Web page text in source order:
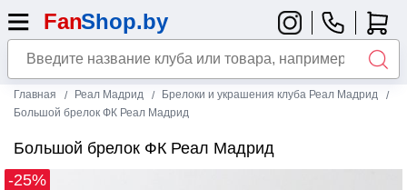
Главная Реал Мадрид
Брелоки и украшения клуба Реал Мадрид
Большой брелок ФК Реал Мадрид
Большой брелок ФК Реал Мадрид
-25%